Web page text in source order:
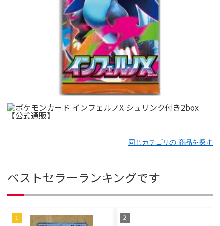
同じカテゴリの 商品を探す
ベストセラーランキングです